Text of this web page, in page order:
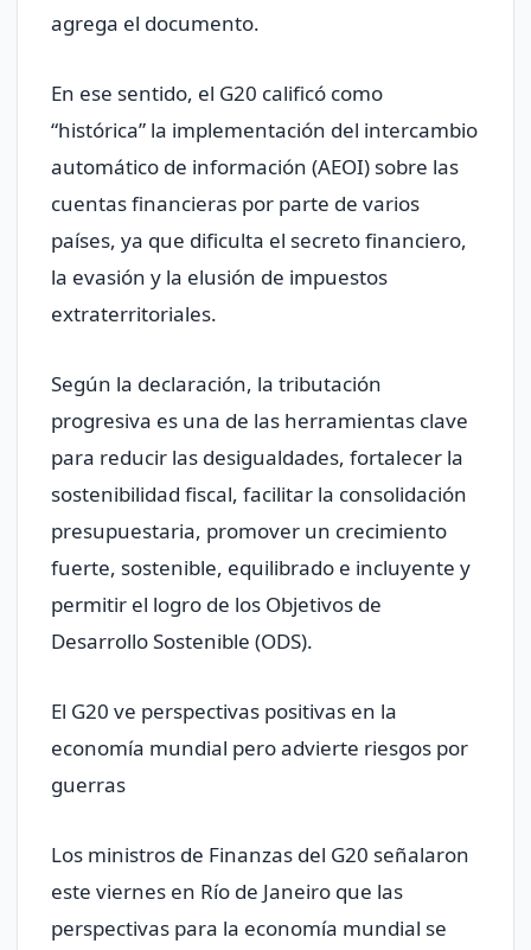
agrega el documento.
En ese sentido, el G20 calificó como
“histórica” la implementación del intercambio
automático de información (AEOI) sobre las
cuentas financieras por parte de varios
países, ya que dificulta el secreto financiero,
la evasión y la elusión de impuestos
extraterritoriales.
Según la declaración, la tributación
progresiva es una de las herramientas clave
para reducir las desigualdades, fortalecer la
sostenibilidad fiscal, facilitar la consolidación
presupuestaria, promover un crecimiento
fuerte, sostenible, equilibrado e incluyente y
permitir el logro de los Objetivos de
Desarrollo Sostenible (ODS).
El G20 ve perspectivas positivas en la
economía mundial pero advierte riesgos por
guerras
Los ministros de Finanzas del G20 señalaron
este viernes en Río de Janeiro que las
perspectivas para la economía mundial se